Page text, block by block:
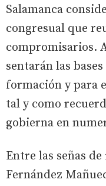
Salamanca
congresual que
compromisarios.
sentarán las
formación y para
tal y como
gobierna en
Entre las señas
Fernández